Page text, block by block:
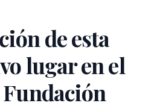
de esta
lugar en el